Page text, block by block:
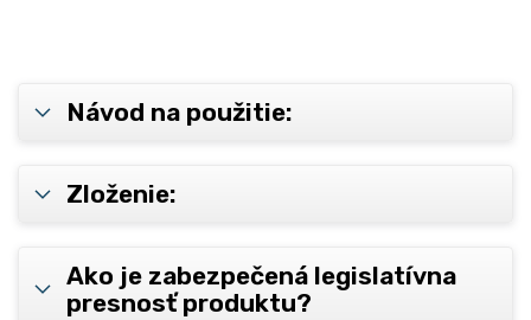
Návod na použitie:
Zloženie:
Ako je zabezpečená legislatívna
presnosť produktu?